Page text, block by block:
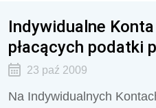
Indywidualne
płacących podatki
23 paź 2009
Na Indywidualnych